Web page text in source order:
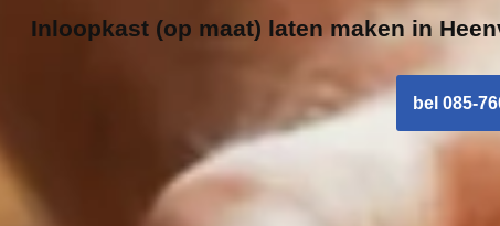
Inloopkast (op maat) laten maken in
bel 085-